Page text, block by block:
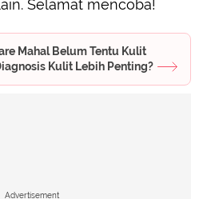
Selamat mencoba!
Mahal Belum Tentu Kulit
Kulit Lebih Penting?
Advertisement